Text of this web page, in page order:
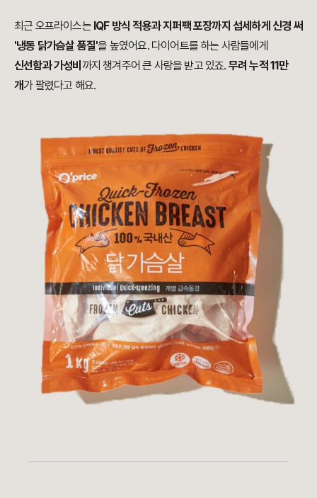
최근 오프라이스는 IQF 방식 적용과 지퍼팩 포장까지 섬세하게 신경 써
'냉동 닭가슴살 품질'을 높였어요. 다이어트를 하는 사람들에게
신선함과 가성비 까지 챙겨주어 큰 사랑을 받고 있죠. 무려 누적 11만
개가 팔렸다고 해요.